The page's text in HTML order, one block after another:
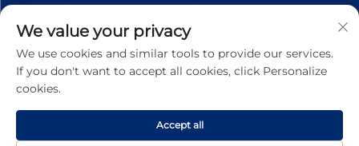
Tilmeld dig vores nyhedsbrev for at modtage de nyeste
branchenyt, opdateringer og indsigt fra vores team.
We value your privacy
We use cookies and similar tools to provide our services.
If you don't want to accept all cookies, click Personalize
cookies.
Accept all